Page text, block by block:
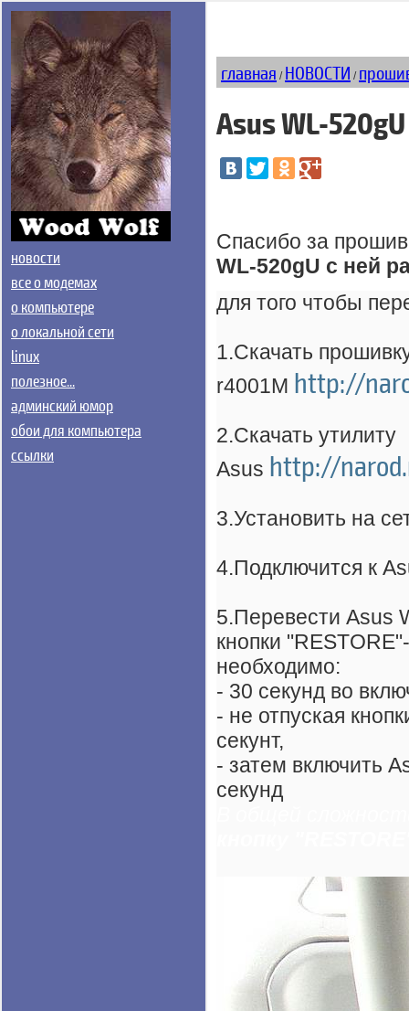
новости
все о модемах
о компьютере
о локальной сети
linux
полезное...
админский юмор
обои для компьютера
ссылки
главная / НОВОСТИ /
Asus WL-520gU
Спасибо за
WL-520gU с ней
для того чтобы
1.Скачать
r4001M http://
2.Скачать утилиту
Asus http://
3.Установить на
4.Подключится к
5.Перевести Asus
кнопки
необходимо:
- 30 секунд во
- не отпуская
секунт,
- затем включить
секунд